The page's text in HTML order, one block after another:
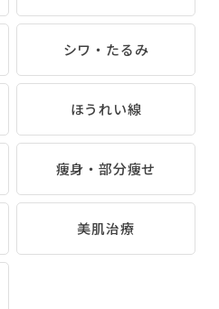
シワ・たるみ
ほうれい線
痩身・部分痩せ
美肌治療